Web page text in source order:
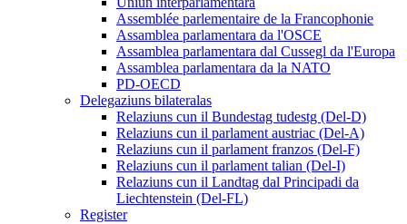
Assemblée parlementaire de la Francophonie
Assamblea parlamentara da l'OSCE
Assamblea parlamentara dal Cussegl da l'Europa
Assamblea parlamentara da la NATO
PD-OECD
Delegaziuns bilateralas
Relaziuns cun il Bundestag tudestg (Del-D)
Relaziuns cun il parlament austriac (Del-A)
Relaziuns cun il parlament franzos (Del-F)
Relaziuns cun il parlament talian (Del-I)
Relaziuns cun il Landtag dal Principadi da
Liechtenstein (Del-FL)
Register